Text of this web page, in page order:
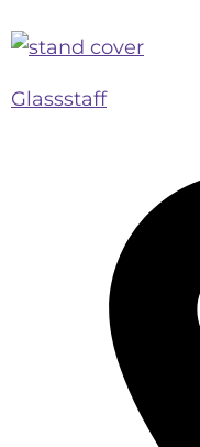
Glassstaff